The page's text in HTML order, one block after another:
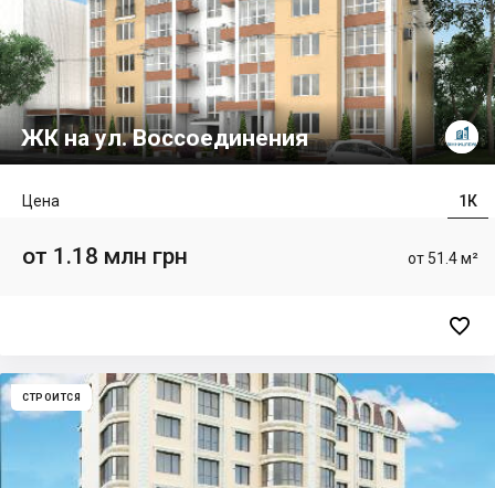
ЖК на ул. Воссоединения
1К
Цена
от 51.4 м²
от 1.18 млн грн

СТРОИТСЯ